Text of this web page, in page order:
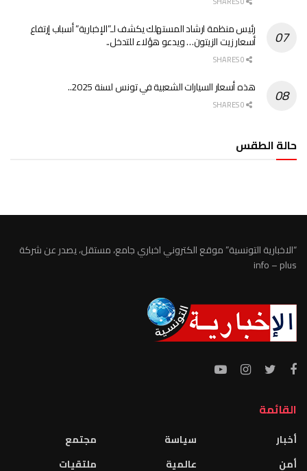
رئيس منظمة ارشاد المستهلك يكشف لـ”الإخبارية” أسباب إرتفاع
أسعار زيت الزيتون… ويدعو هؤلاء للتدخل..
هذه أسعار السيارات الشعبية في تونس لسنة 2025..
حالة الطقس
“الاخبارية التونسية” موقع الكتروني اخباري جامع، مستقل، يصدر عن شركة
info – plus
القائمة
أخبار
أمن
سياسة
عالمية
مجتمع
ملتقيات